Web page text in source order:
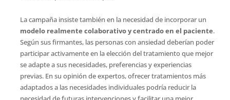
La campaña insiste también en la necesidad de incorporar un
modelo realmente colaborativo y centrado en el paciente.
Según sus firmantes, las personas con ansiedad deberían poder
participar activamente en la elección del tratamiento que mejor
se adapte a sus necesidades, preferencias y experiencias
previas. En su opinión de expertos, ofrecer tratamientos más
adaptados a las necesidades individuales podría reducir la